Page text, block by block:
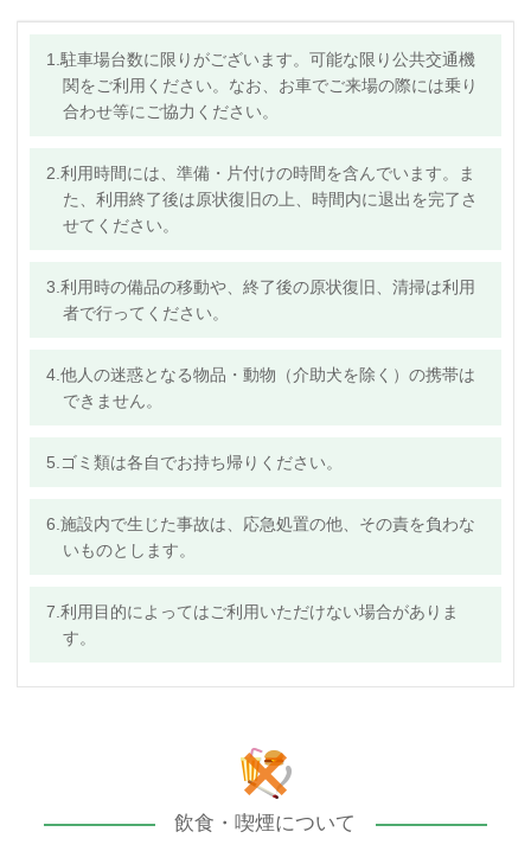
1.駐車場台数に限りがございます。可能な限り公共交通機
関をご利用ください。なお、お車でご来場の際には乗り
合わせ等にご協力ください。
2.利用時間には、準備・片付けの時間を含んでいます。ま
た、利用終了後は原状復旧の上、時間内に退出を完了さ
せてください。
3.利用時の備品の移動や、終了後の原状復旧、清掃は利用
者で行ってください。
4.他人の迷惑となる物品・動物（介助犬を除く）の携帯は
できません。
5.ゴミ類は各自でお持ち帰りください。
6.施設内で生じた事故は、応急処置の他、その責を負わな
いものとします。
7.利用目的によってはご利用いただけない場合がありま
す。
飲食・喫煙について